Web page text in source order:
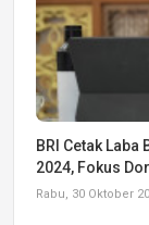
BRI Cetak Laba
2024, Fokus
Rabu, 30 Oktober